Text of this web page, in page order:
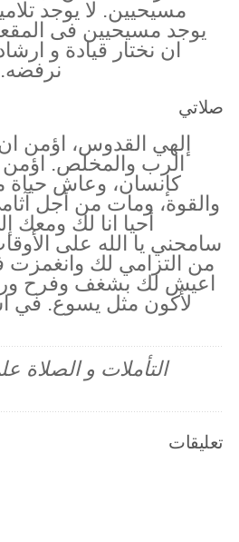
مسيحيين. لا يوجد
يوجد مسيحيين فى
ان نختار قيادة و
صلاتي
إلهي القدوس، اؤمن
الرب والمخلص. اؤمن
كإنسان، وعاش حياة
والقوة، ومات من أجل
أحيا انا لك ومعك
سامحني يا الله على
من التزامي لك وانغمزت
اعيش لك بشغف وفرح
لأكون مثل يسوع. في
التأملات و الصلاة
تعليقات